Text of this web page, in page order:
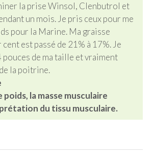
la prise Winsol, Clenbutrol et
un mois. Je pris ceux pour me
pour la Marine. Ma graisse
est passé de 21% à 17%. Je
pouces de ma taille et vraiment
la poitrine.
poids, la masse musculaire
du tissu musculaire.